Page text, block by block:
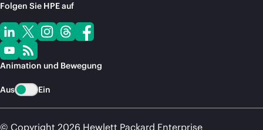
Folgen Sie HPE auf
Animation und Bewegung
Aus Ein
© Copyright 2026 Hewlett Packard Enterprise